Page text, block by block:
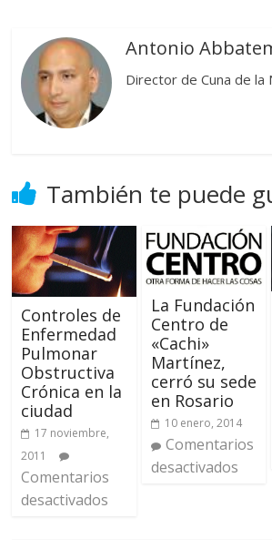
Antonio
Director de Cuna de la
También te puede
Controles de
Enfermedad
Pulmonar
Obstructiva
Crónica en la
ciudad
17 noviembre,
2011
Comentarios
desactivados
La Fundación
Centro de
«Cachi»
Martínez,
cerró su sede
en Rosario
10 enero, 2014
Comentarios
desactivados